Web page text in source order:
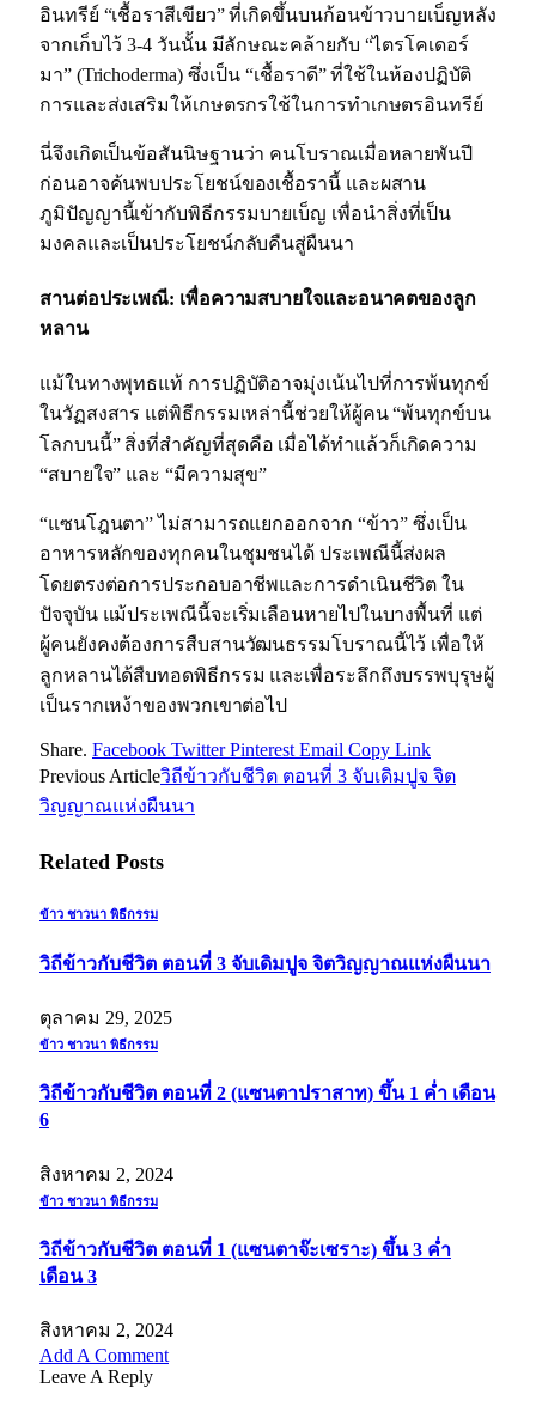
อินทรีย์ “เชื้อราสีเขียว” ที่เกิดขึ้นบนก้อนข้าวบายเบ็ญหลัง
จากเก็บไว้ 3-4 วันนั้น มีลักษณะคล้ายกับ “ไตรโคเดอร์
มา” (Trichoderma) ซึ่งเป็น “เชื้อราดี” ที่ใช้ในห้องปฏิบัติ
การและส่งเสริมให้เกษตรกรใช้ในการทำเกษตรอินทรีย์
นี่จึงเกิดเป็นข้อสันนิษฐานว่า คนโบราณเมื่อหลายพันปี
ก่อนอาจค้นพบประโยชน์ของเชื้อรานี้ และผสาน
ภูมิปัญญานี้เข้ากับพิธีกรรมบายเบ็ญ เพื่อนำสิ่งที่เป็น
มงคลและเป็นประโยชน์กลับคืนสู่ผืนนา
สานต่อประเพณี: เพื่อความสบายใจและอนาคตของลูก
หลาน
แม้ในทางพุทธแท้ การปฏิบัติอาจมุ่งเน้นไปที่การพ้นทุกข์
ในวัฏสงสาร แต่พิธีกรรมเหล่านี้ช่วยให้ผู้คน “พ้นทุกข์บน
โลกบนนี้” สิ่งที่สำคัญที่สุดคือ เมื่อได้ทำแล้วก็เกิดความ
“สบายใจ” และ “มีความสุข”
“แซนโฎนตา” ไม่สามารถแยกออกจาก “ข้าว” ซึ่งเป็น
อาหารหลักของทุกคนในชุมชนได้ประเพณีนี้ส่งผล
โดยตรงต่อการประกอบอาชีพและการดำเนินชีวิตใน
ปัจจุบัน แม้ประเพณีนี้จะเริ่มเลือนหายไปในบางพื้นที่ แต่
ผู้คนยังคงต้องการสืบสานวัฒนธรรมโบราณนี้ไว้ เพื่อให้
ลูกหลานได้สืบทอดพิธีกรรม และเพื่อระลึกถึงบรรพบุรุษผู้
เป็นรากเหง้าของพวกเขาต่อไป
Share. Facebook Twitter Pinterest Email Copy Link
Previous Articleวิถีข้าวกับชีวิต ตอนที่ 3 จับเดิมปูจ จิต
วิญญาณแห่งผืนนา
Related Posts
ข้าว ชาวนา พิธีกรรม
วิถีข้าวกับชีวิต ตอนที่ 3 จับเดิมปูจ จิตวิญญาณแห่งผืนนา
ตุลาคม 29, 2025
ข้าว ชาวนา พิธีกรรม
วิถีข้าวกับชีวิต ตอนที่ 2 (แซนตาปราสาท) ขึ้น 1 ค่ำ เดือน
6
สิงหาคม 2, 2024
ข้าว ชาวนา พิธีกรรม
วิถีข้าวกับชีวิต ตอนที่ 1 (แซนตาจ๊ะเซราะ) ขึ้น 3 ค่ำ
เดือน 3
สิงหาคม 2, 2024
Add A Comment
Leave A Reply